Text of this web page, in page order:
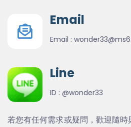
Email
Email :
Line
ID : @wonder33
若您有任何需求或疑問，歡迎隨